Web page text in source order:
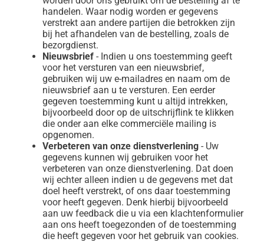
handelen. Waar nodig worden er gegevens
verstrekt aan andere partijen die betrokken zijn
bij het afhandelen van de bestelling, zoals de
bezorgdienst.
Nieuwsbrief - Indien u ons toestemming geeft
voor het versturen van een nieuwsbrief,
gebruiken wij uw e-mailadres en naam om de
nieuwsbrief aan u te versturen. Een eerder
gegeven toestemming kunt u altijd intrekken,
bijvoorbeeld door op de uitschrijflink te klikken
die onder aan elke commerciële mailing is
opgenomen.
Verbeteren van onze dienstverlening - Uw
gegevens kunnen wij gebruiken voor het
verbeteren van onze dienstverlening. Dat doen
wij echter alleen indien u de gegevens met dat
doel heeft verstrekt, of ons daar toestemming
voor heeft gegeven. Denk hierbij bijvoorbeeld
aan uw feedback die u via een klachtenformulier
aan ons heeft toegezonden of de toestemming
die heeft gegeven voor het gebruik van cookies.